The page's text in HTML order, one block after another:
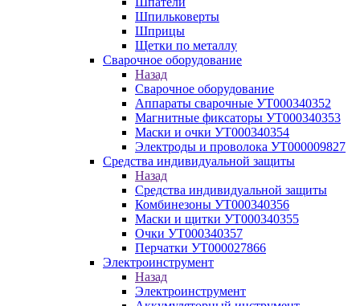
Шпильковерты
Шприцы
Щетки по металлу
Сварочное оборудование
Назад
Сварочное оборудование
Аппараты сварочные УТ000340352
Магнитные фиксаторы УТ000340353
Маски и очки УТ000340354
Электроды и проволока УТ000009827
Средства индивидуальной защиты
Назад
Средства индивидуальной защиты
Комбинезоны УТ000340356
Маски и щитки УТ000340355
Очки УТ000340357
Перчатки УТ000027866
Электроинструмент
Назад
Электроинструмент